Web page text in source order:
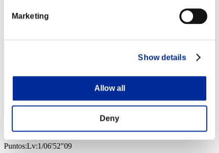
Marketing
Show details
Allow all
Deny
Posición
chris
Puntos:Lv:1/06'52"09